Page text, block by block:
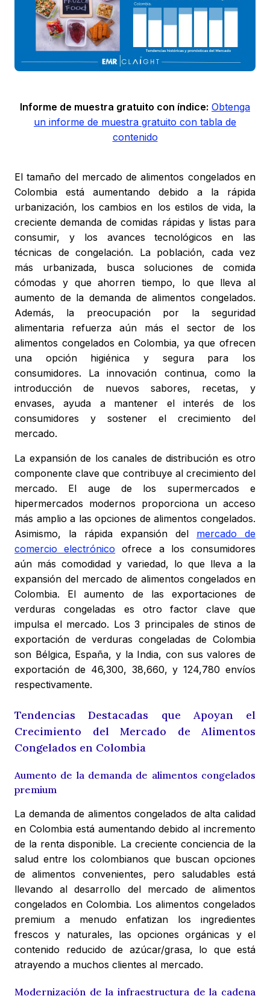
Informe de muestra gratuito con índice: Obtenga
un informe de muestra gratuito con tabla de
contenido
El tamaño del mercado de alimentos congelados en
Colombia está aumentando debido a la rápida
urbanización, los cambios en los estilos de vida, la
creciente demanda de comidas rápidas y listas para
consumir, y los avances tecnológicos en las
técnicas de congelación. La población, cada vez
más urbanizada, busca soluciones de comida
cómodas y que ahorren tiempo, lo que lleva al
aumento de la demanda de alimentos congelados.
Además, la preocupación por la seguridad
alimentaria refuerza aún más el sector de los
alimentos congelados en Colombia, ya que ofrecen
una opción higiénica y segura para los
consumidores. La innovación continua, como la
introducción de nuevos sabores, recetas, y
envases, ayuda a mantener el interés de los
consumidores y sostener el crecimiento del
mercado.
La expansión de los canales de distribución es otro
componente clave que contribuye al crecimiento del
mercado. El auge de los supermercados e
hipermercados modernos proporciona un acceso
más amplio a las opciones de alimentos congelados.
Asimismo, la rápida expansión del mercado de
comercio electrónico ofrece a los consumidores
aún más comodidad y variedad, lo que lleva a la
expansión del mercado de alimentos congelados en
Colombia. El aumento de las exportaciones de
verduras congeladas es otro factor clave que
impulsa el mercado. Los 3 principales de stinos de
exportación de verduras congeladas de Colombia
son Bélgica, España, y la India, con sus valores de
exportación de 46,300, 38,660, y 124,780 envíos
respectivamente.
Tendencias Destacadas que Apoyan el
Crecimiento del Mercado de Alimentos
Congelados en Colombia
Aumento de la demanda de alimentos congelados
premium
La demanda de alimentos congelados de alta calidad
en Colombia está aumentando debido al incremento
de la renta disponible. La creciente conciencia de la
salud entre los colombianos que buscan opciones
de alimentos convenientes, pero saludables está
llevando al desarrollo del mercado de alimentos
congelados en Colombia. Los alimentos congelados
premium a menudo enfatizan los ingredientes
frescos y naturales, las opciones orgánicas y el
contenido reducido de azúcar/grasa, lo que está
atrayendo a muchos clientes al mercado.
Modernización de la infraestructura de la cadena